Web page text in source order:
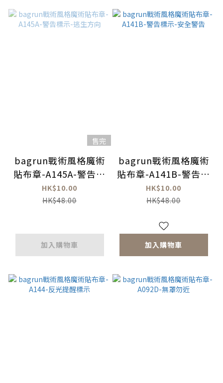
售完
bagrun戰術風格魔術
貼布章-A145A-警告標
示-逃生方向
HK$10.00
HK$48.00
加入購物車
bagrun戰術風格魔術
貼布章-A141B-警告標
示-安全警告
HK$10.00
HK$48.00
加入購物車